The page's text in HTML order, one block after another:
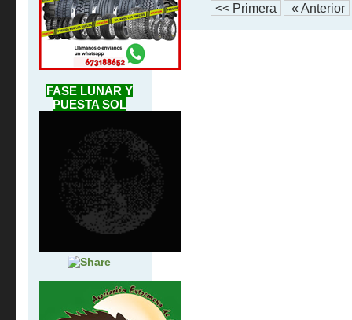
FASE LUNAR Y
PUESTA SOL
<< Primera « Anterior